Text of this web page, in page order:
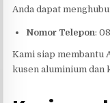
Anda dapat
Nomor Telepon:
Kami siap membantu
kusen aluminium dan